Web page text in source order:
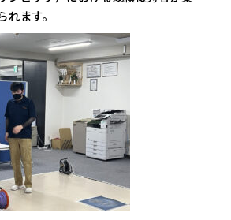
ます。